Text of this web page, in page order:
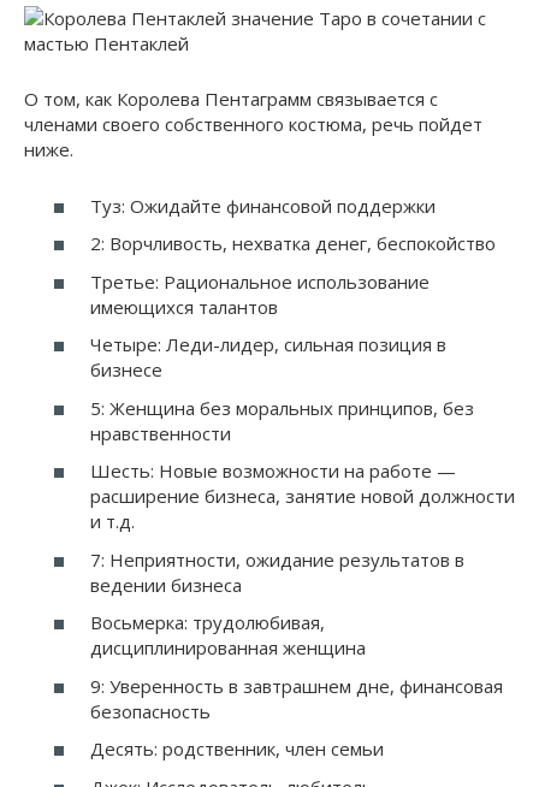
О том, как Королева Пентаграмм связывается с
членами своего собственного костюма, речь пойдет
ниже.
Туз: Ожидайте финансовой поддержки
2: Ворчливость, нехватка денег, беспокойство
Третье: Рациональное использование
имеющихся талантов
Четыре: Леди-лидер, сильная позиция в
бизнесе
5: Женщина без моральных принципов, без
нравственности
Шесть: Новые возможности на работе —
расширение бизнеса, занятие новой должности
и т.д.
7: Неприятности, ожидание результатов в
ведении бизнеса
Восьмерка: трудолюбивая,
дисциплинированная женщина
9: Уверенность в завтрашнем дне, финансовая
безопасность
Десять: родственник, член семьи